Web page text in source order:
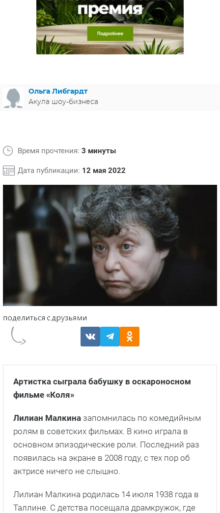
МЕЛОДРАМЫ
ИСПАНИЯ
ФРАНЦИЯ
ГЕРМАНИЯ
СВЕТСКИЕ НОВОСТИ
СПОЙЛЕРЫ ИЗ СЕРИАЛОВ
Ольга Либгардт
Акула шоу-бизнеса
Время прочтения: 3 минуты
Дата публикации: 12 мая 2022
Артистка сыграла бабушку в оскароносном
фильме «Коля»
Лилиан Малкина запомнилась по комедийным
ролям в советских фильмах. В кино играла в
основном эпизодические роли. Последний раз
появилась на экране в 2008 году, с тех пор об
актрисе ничего не слышно.
Лилиан Малкина родилась 14 июля 1938 года в
Таллине. С детства посещала драмкружок, где